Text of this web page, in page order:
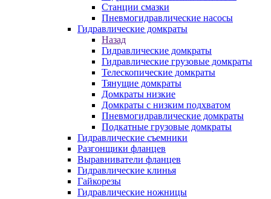
Станции смазки
Пневмогидравлические насосы
Гидравлические домкраты
Назад
Гидравлические домкраты
Гидравлические грузовые домкраты
Телескопические домкраты
Тянущие домкраты
Домкраты низкие
Домкраты с низким подхватом
Пневмогидравлические домкраты
Подкатные грузовые домкраты
Гидравлические съемники
Разгонщики фланцев
Выравниватели фланцев
Гидравлические клинья
Гайкорезы
Гидравлические ножницы